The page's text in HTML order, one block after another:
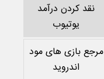
نقد کردن درآمد
یوتیوب
مرجع بازی های مود
اندروید